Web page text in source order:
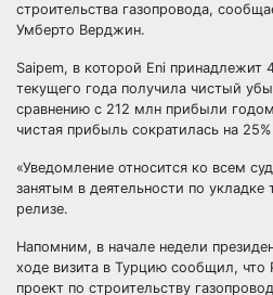
строительства газопровода,
Умберто Верджин.
Saipem, в которой Eni принадлежит
текущего года получила чистый
сравнению с 212 млн прибыли
чистая прибыль сократилась на
«Уведомление относится ко всем
занятым в деятельности по
релизе.
Напомним, в начале недели
ходе визита в Турцию сообщил, что
проект по строительству